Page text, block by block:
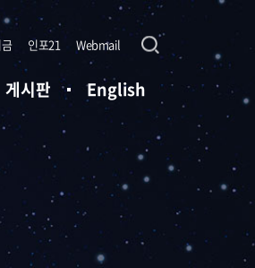
인포21 Webmail
게시판 English